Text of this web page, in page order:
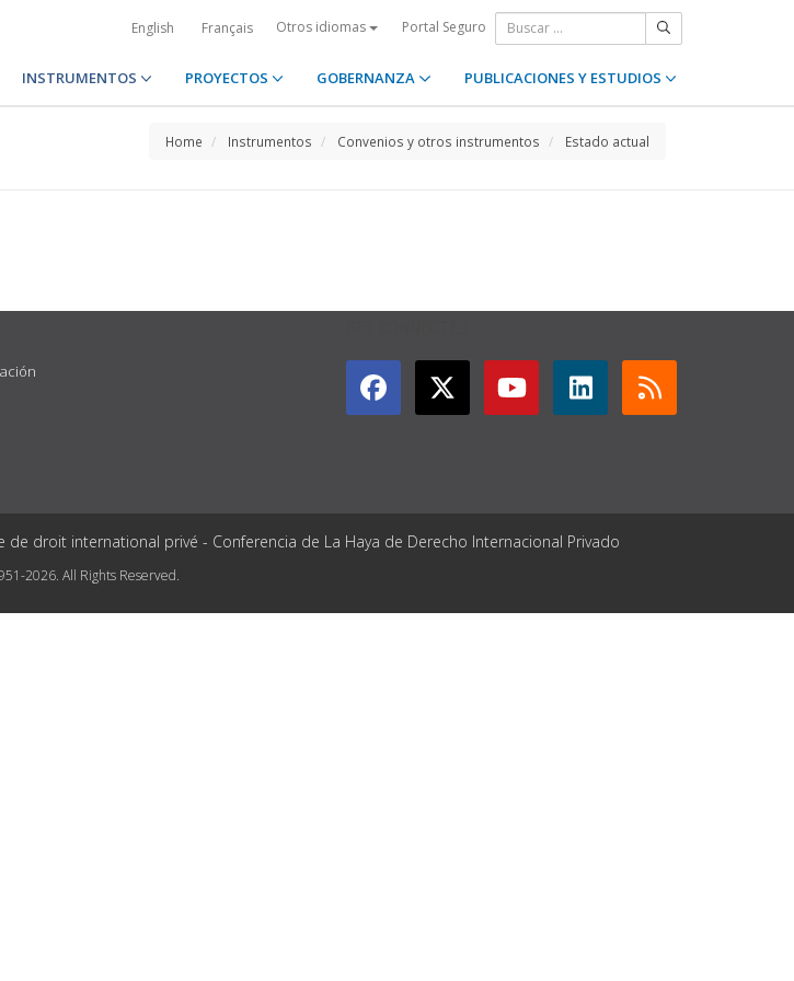
English Français Otros idiomas Portal Seguro
INSTRUMENTOS PROYECTOS GOBERNANZA PUBLICACIONES Y ESTUDIOS
Home Instrumentos Convenios y otros instrumentos Estado actual
droit international privé - Conferencia de La Haya de Derecho Internacional Privado
2026. All Rights Reserved.